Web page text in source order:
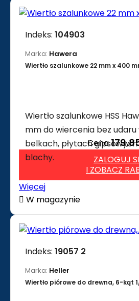
Indeks: 104903
Marka: Hawera
Wiertło szalunkowe 22 mm x 400
Wiertło szalunkowe HSS
mm do wiercenia bez udaru
belkach, płytach
blachy.
Cena
ZALOGUJ
I ZOBACZ
Więcej
 W magazynie
Indeks: 19057 2
Marka: Heller
Wiertło piórowe do drewna, 6-kąt